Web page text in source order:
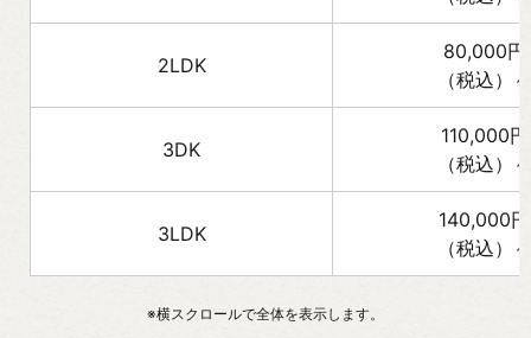
2LDK
80,000円
（税込）～
3DK
110,000円
（税込）～
3LDK
140,000円
（税込）～
※横スクロールで全体を表示します。